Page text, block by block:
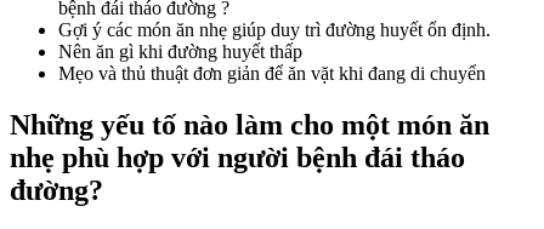
bệnh đái tháo đường ?
Gợi ý các món ăn nhẹ giúp duy trì đường huyết ổn định.
Nên ăn gì khi đường huyết thấp
Mẹo và thủ thuật đơn giản để ăn vặt khi đang di chuyển
Những yếu tố nào làm cho một món ăn
nhẹ phù hợp với người bệnh đái tháo
đường?